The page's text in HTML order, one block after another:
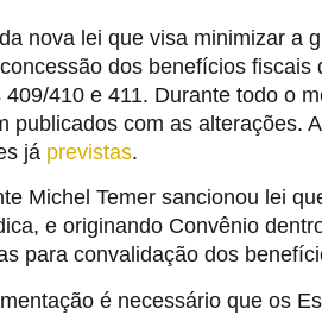
nova lei que visa minimizar a
dos benefícios
410 e 411. Durante todo o
publicados com as alterações.
já previstas.
Michel Temer sancionou lei
e originando Convênio
para convalidação dos
é necessário que os